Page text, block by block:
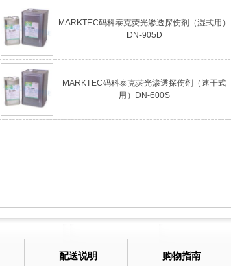
MARKTEC码科泰克荧光渗透探伤剂（湿式用）
DN-905D
MARKTEC码科泰克荧光渗透探伤剂（速干式
用）DN-600S
配送说明 购物指南